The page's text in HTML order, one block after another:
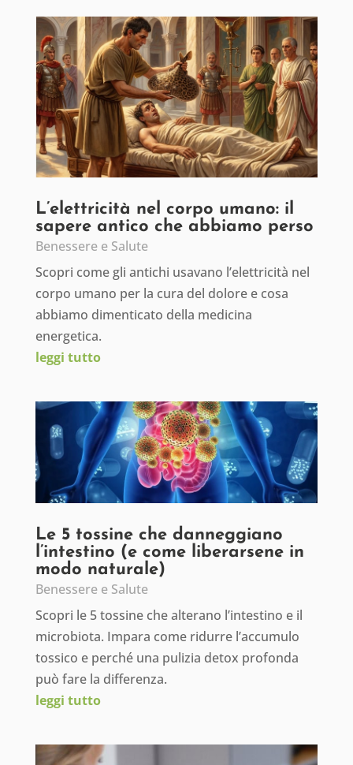
L’elettricità nel corpo umano: il
sapere antico che abbiamo perso
Benessere e Salute
Scopri come gli antichi usavano l’elettricità nel
corpo umano per la cura del dolore e cosa
abbiamo dimenticato della medicina
energetica.
leggi tutto
Le 5 tossine che danneggiano
l’intestino (e come liberarsene in
modo naturale)
Benessere e Salute
Scopri le 5 tossine che alterano l’intestino e il
microbiota. Impara come ridurre l’accumulo
tossico e perché una pulizia detox profonda
può fare la differenza.
leggi tutto